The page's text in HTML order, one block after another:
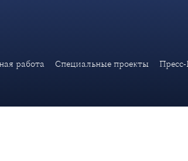
работа Специальные проекты
в 37-м заседании Совета Международной